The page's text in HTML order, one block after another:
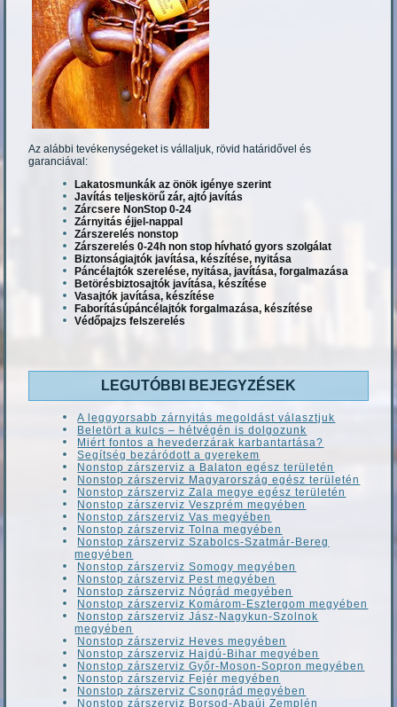
Az alábbi tevékenységeket is vállaljuk, rövid határidővel és
garanciával:
Lakatosmunkák az önök igénye szerint
Javítás teljeskörű zár, ajtó javítás
Zárcsere NonStop 0-24
Zárnyitás éjjel-nappal
Zárszerelés nonstop
Zárszerelés 0-24h non stop hívható gyors szolgálat
Biztonságiajtók javítása, készítése, nyitása
Páncélajtók szerelése, nyitása, javítása, forgalmazása
Betörésbiztosajtók javítása, készítése
Vasajtók javítása, készítése
Faborításúpáncélajtók forgalmazása, készítése
Védőpajzs felszerelés
LEGUTÓBBI BEJEGYZÉSEK
A leggyorsabb zárnyitás megoldást választjuk
Beletört a kulcs – hétvégén is dolgozunk
Miért fontos a hevederzárak karbantartása?
Segítség bezáródott a gyerekem
Nonstop zárszerviz a Balaton egész területén
Nonstop zárszerviz Magyarország egész területén
Nonstop zárszerviz Zala megye egész területén
Nonstop zárszerviz Veszprém megyében
Nonstop zárszerviz Vas megyében
Nonstop zárszerviz Tolna megyében
Nonstop zárszerviz Szabolcs-Szatmár-Bereg
megyében
Nonstop zárszerviz Somogy megyében
Nonstop zárszerviz Pest megyében
Nonstop zárszerviz Nógrád megyében
Nonstop zárszerviz Komárom-Esztergom megyében
Nonstop zárszerviz Jász-Nagykun-Szolnok
megyében
Nonstop zárszerviz Heves megyében
Nonstop zárszerviz Hajdú-Bihar megyében
Nonstop zárszerviz Győr-Moson-Sopron megyében
Nonstop zárszerviz Fejér megyében
Nonstop zárszerviz Csongrád megyében
Nonstop zárszerviz Borsod-Abaúj Zemplén